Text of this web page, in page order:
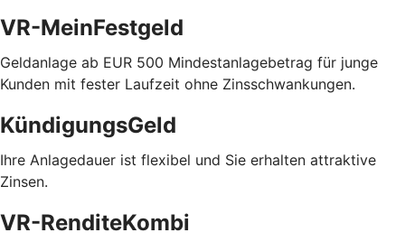
VR-MeinFestgeld
Geldanlage ab EUR 500 Mindestanlagebetrag für junge
Kunden mit fester Laufzeit ohne Zinsschwankungen.
KündigungsGeld
Ihre Anlagedauer ist flexibel und Sie erhalten attraktive
Zinsen.
VR-RenditeKombi